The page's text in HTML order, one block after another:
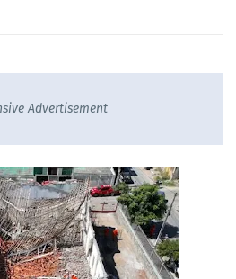
Advertisement